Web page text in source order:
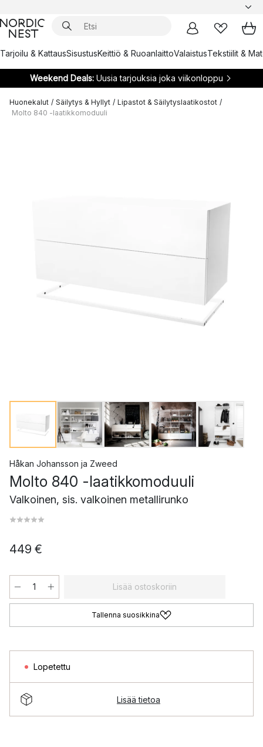
Tarjoilu & KattausSisustusKeittiö & RuoanlaittoValaistusTekstiilit &
Weekend Deals:Uusia tarjouksia joka viikonloppu
Huonekalut / Säilytys & Hyllyt / Lipastot & Säilytyslaatikostot /
Molto 840 -laatikkomoduuli
Håkan Johansson ja Zweed
Molto 840 -laatikkomoduuli
Valkoinen, sis. valkoinen metallirunko
449 €
Lisää ostoskoriin
Tallenna suosikkina
Lopetettu
Lisää tietoa